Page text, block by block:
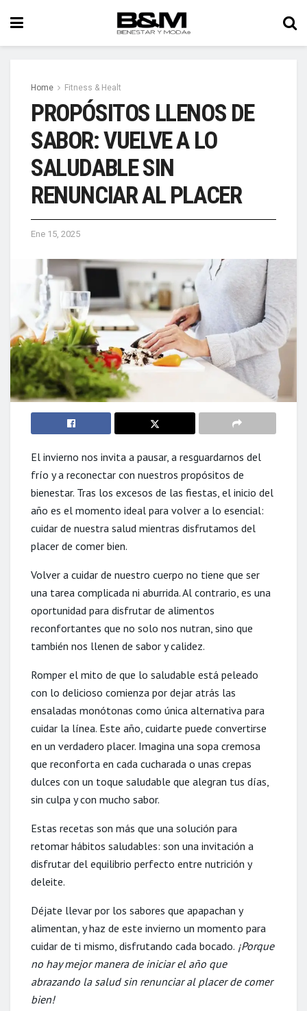
Home Fitness & Healt
PROPÓSITOS LLENOS DE
SABOR: VUELVE A LO
SALUDABLE SIN
RENUNCIAR AL PLACER
Ene 15, 2025
El invierno nos invita a pausar, a resguardarnos del
frío y a reconectar con nuestros propósitos de
bienestar. Tras los excesos de las fiestas, el inicio del
año es el momento ideal para volver a lo esencial:
cuidar de nuestra salud mientras disfrutamos del
placer de comer bien.
Volver a cuidar de nuestro cuerpo no tiene que ser
una tarea complicada ni aburrida. Al contrario, es una
oportunidad para disfrutar de alimentos
reconfortantes que no solo nos nutran, sino que
también nos llenen de sabor y calidez.
Romper el mito de que lo saludable está peleado
con lo delicioso comienza por dejar atrás las
ensaladas monótonas como única alternativa para
cuidar la línea. Este año, cuidarte puede convertirse
en un verdadero placer. Imagina una sopa cremosa
que reconforta en cada cucharada o unas crepas
dulces con un toque saludable que alegran tus días,
sin culpa y con mucho sabor.
Estas recetas son más que una solución para
retomar hábitos saludables: son una invitación a
disfrutar del equilibrio perfecto entre nutrición y
deleite.
Déjate llevar por los sabores que apapachan y
alimentan, y haz de este invierno un momento para
cuidar de ti mismo, disfrutando cada bocado. ¡Porque
no hay mejor manera de iniciar el año que
abrazando la salud sin renunciar al placer de comer
bien!